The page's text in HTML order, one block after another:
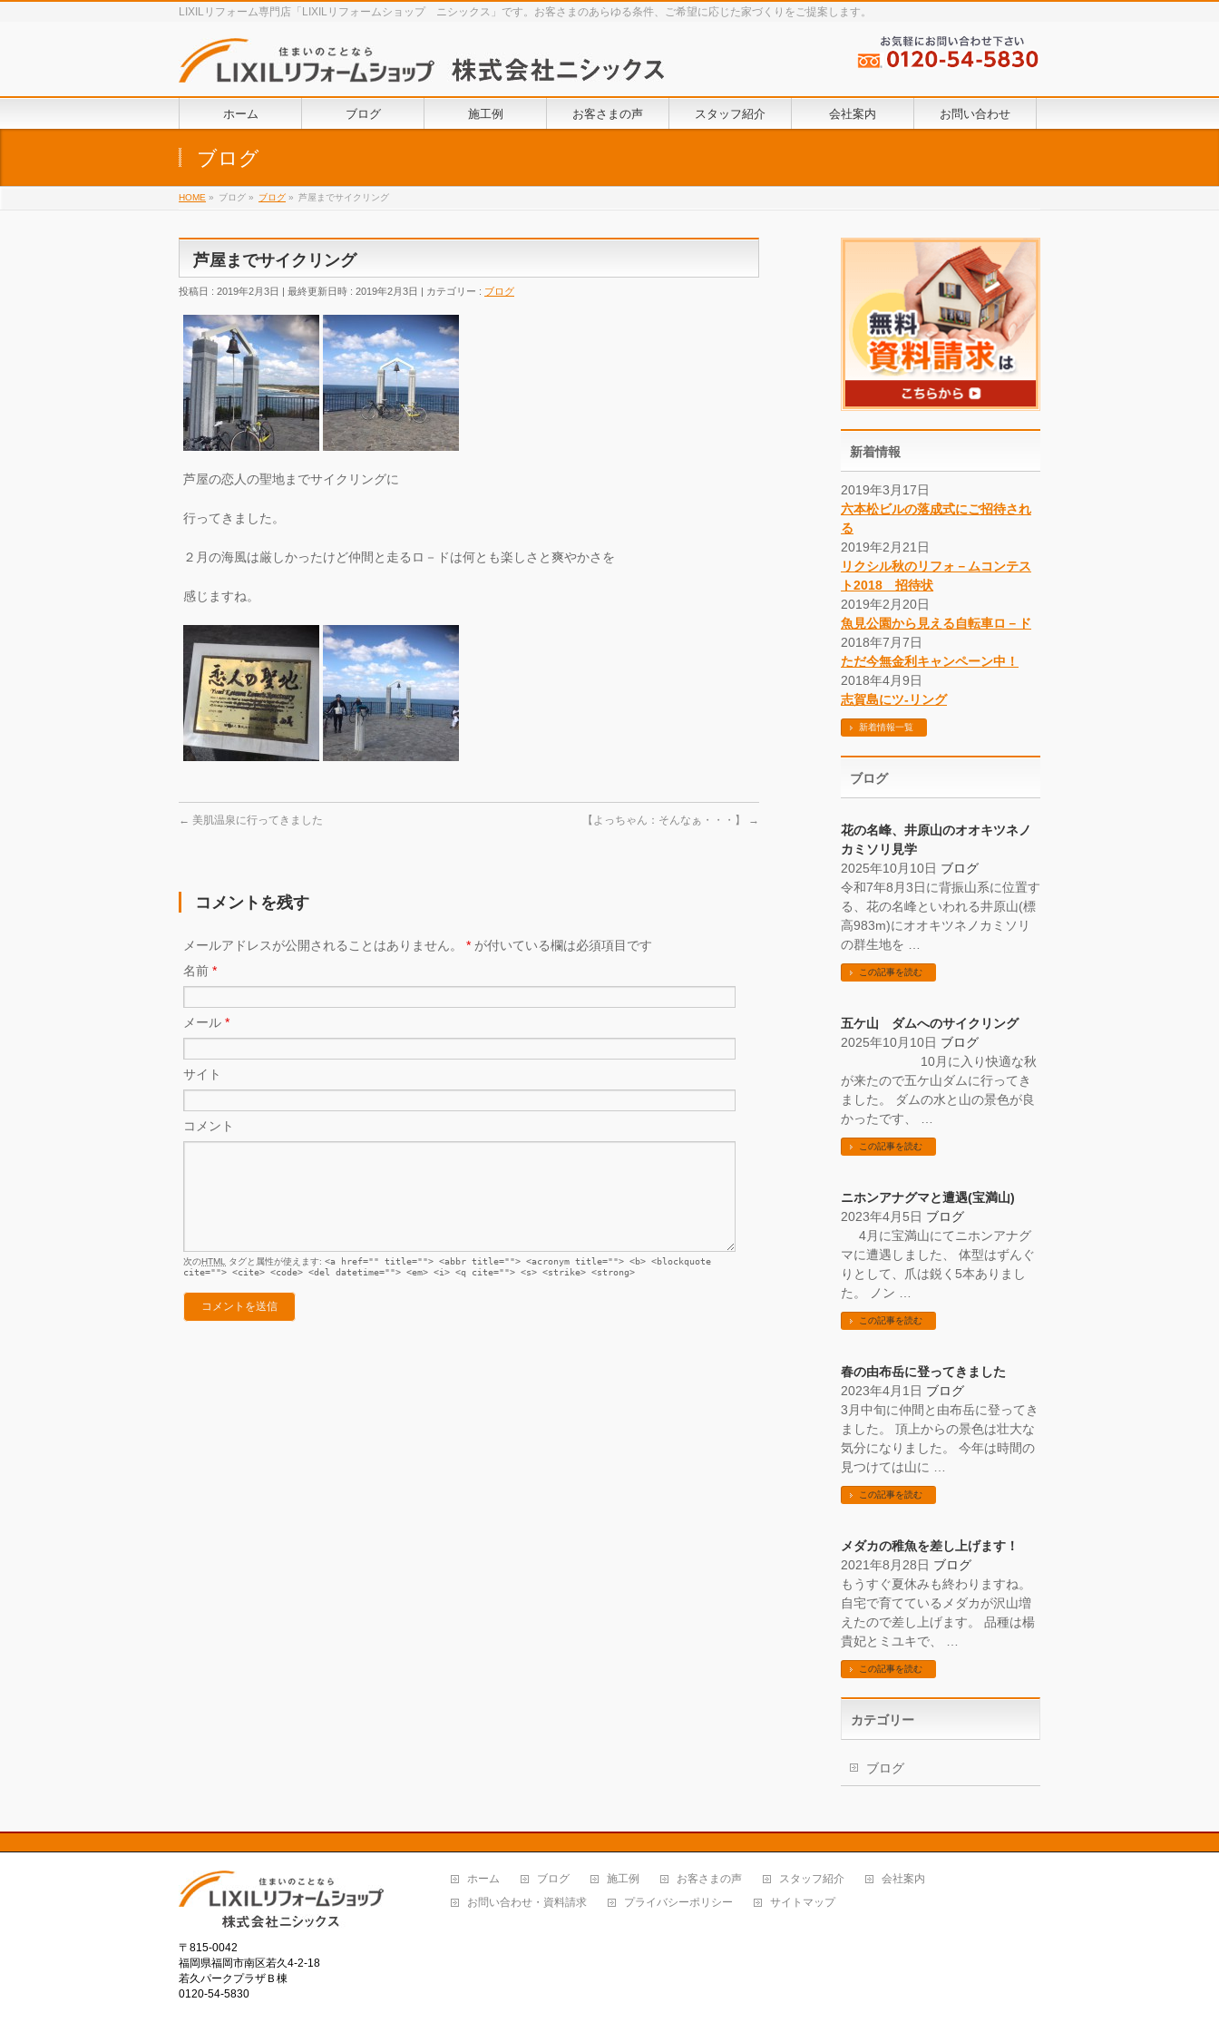
LIXILリフォーム専門店「LIXILリフォームショップ ニシックス」です。お客さまのあらゆる条件、ご希望に応じた家づくりをご提案します。
ホーム ブログ 施工例 お客さまの声 スタッフ紹介 会社案内 お問い合わせ
ブログ
HOME » ブログ » ブログ » 芦屋までサイクリング
芦屋までサイクリング
投稿日 : 2019年2月3日 最終更新日時 : 2019年2月3日 カテゴリー : ブログ
芦屋の恋人の聖地までサイクリングに
行ってきました。
２月の海風は厳しかったけど仲間と走るロ－ドは何とも楽しさと爽やかさを
感じますね。
← 美肌温泉に行ってきました 【よっちゃん：そんなぁ・・・】 →
コメントを残す
メールアドレスが公開されることはありません。 * が付いている欄は必須項目です
名前 *
メール *
サイト
コメント
次のHTML タグと属性が使えます: <a href="" title=""> <abbr title=""> <acronym title=""> <b> <blockquote
cite=""> <cite> <code> <del datetime=""> <em> <i> <q cite=""> <s> <strike> <strong>
新着情報
2019年3月17日
六本松ビルの落成式にご招待され
る
2019年2月21日
リクシル秋のリフォ－ムコンテス
ト2018 招待状
2019年2月20日
魚見公園から見える自転車ロ－ド
2018年7月7日
ただ今無金利キャンペーン中！
2018年4月9日
志賀島にツ-リング
新着情報一覧
ブログ
花の名峰、井原山のオオキツネノ
カミソリ見学
2025年10月10日 ブログ
令和7年8月3日に背振山系に位置す
る、花の名峰といわれる井原山(標
高983m)にオオキツネノカミソリ
の群生地を …
この記事を読む
五ケ山 ダムへのサイクリング
2025年10月10日 ブログ
10月に入り快適な秋
が来たので五ケ山ダムに行ってき
ました。 ダムの水と山の景色が良
かったです、 …
この記事を読む
ニホンアナグマと遭遇(宝満山)
2023年4月5日 ブログ
4月に宝満山にてニホンアナグ
マに遭遇しました、 体型はずんぐ
りとして、爪は鋭く5本ありまし
た。 ノン …
この記事を読む
春の由布岳に登ってきました
2023年4月1日 ブログ
3月中旬に仲間と由布岳に登ってき
ました。 頂上からの景色は壮大な
気分になりました。 今年は時間の
見つけては山に …
この記事を読む
メダカの稚魚を差し上げます！
2021年8月28日 ブログ
もうすぐ夏休みも終わりますね。
自宅で育てているメダカが沢山増
えたので差し上げます。 品種は楊
貴妃とミユキで、 …
この記事を読む
カテゴリー
ブログ
〒815-0042
福岡県福岡市南区若久4-2-18
若久パークプラザＢ棟
0120-54-5830
ホーム ブログ 施工例 お客さまの声 スタッフ紹介
会社案内
お問い合わせ・資料請求
プライバシーポリシー サイトマップ